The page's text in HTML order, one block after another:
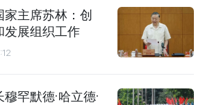
主席苏林：创
发展组织工作
罕默德·哈立德·